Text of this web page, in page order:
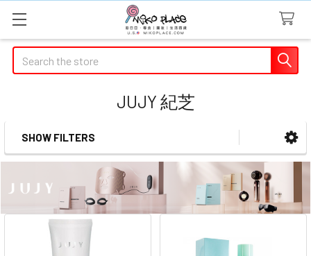
Search
JUJY 紀芝
Sidebar
SHOW FILTERS